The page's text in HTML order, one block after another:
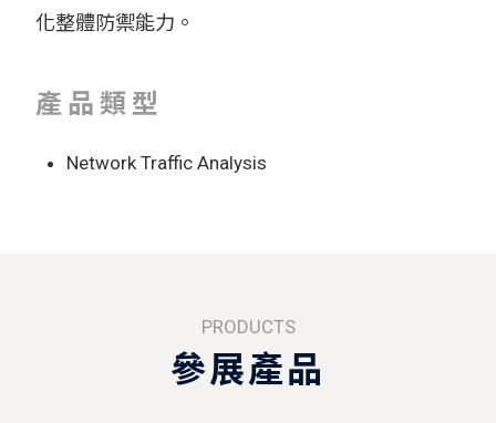
化整體防禦能力。
產品類型
Network Traffic Analysis
PRODUCTS
參展產品